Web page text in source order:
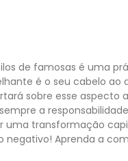
de famosas é uma
é o seu cabelo ao
sobre esse aspecto
a
uma transformação
Aprenda a